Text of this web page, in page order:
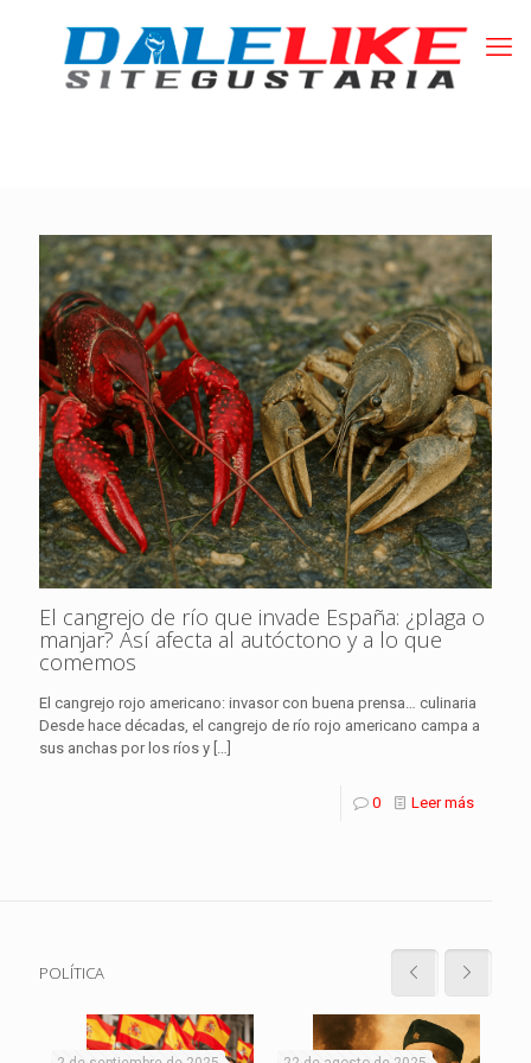
El cangrejo de río que invade España: ¿plaga o
manjar? Así afecta al autóctono y a lo que
comemos
El cangrejo rojo americano: invasor con buena prensa… culinaria
Desde hace décadas, el cangrejo de río rojo americano campa a
sus anchas por los ríos y […]
0 Leer más
POLÍTICA